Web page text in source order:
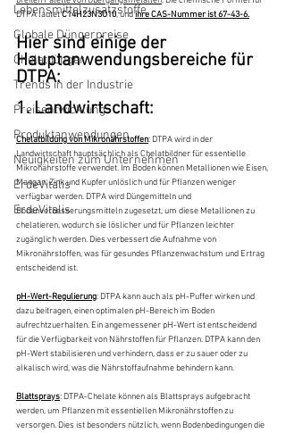
Lebensmittelzusatzstoffe
Globale Düngerpreise
Chelatdünger
Trends in der Industrie
Preisentwicklung
Produktanwendungen
Neuigkeiten zum Unternehmen
ErdeVitalis
ErdeVitalis
DTPA lautet C14H23N3O10, und ihre CAS-Nummer ist 67-43-6.
Hier sind einige der
Hauptanwendungsbereiche für
DTPA:
1. Landwirtschaft:
Chelatbildung von Mikronährstoffen: DTPA wird in der
Landwirtschaft hauptsächlich als Chelatbildner für essentielle
Mikronährstoffe verwendet. Im Boden können Metallionen wie Eisen,
Mangan, Zink und Kupfer unlöslich und für Pflanzen weniger
verfügbar werden. DTPA wird Düngemitteln und
Bodenverbesserungsmitteln zugesetzt, um diese Metallionen zu
chelatieren, wodurch sie löslicher und für Pflanzen leichter
zugänglich werden. Dies verbessert die Aufnahme von
Mikronährstoffen, was für gesundes Pflanzenwachstum und Ertrag
entscheidend ist.
pH-Wert-Regulierung: DTPA kann auch als pH-Puffer wirken und
dazu beitragen, einen optimalen pH-Bereich im Boden
aufrechtzuerhalten. Ein angemessener pH-Wert ist entscheidend
für die Verfügbarkeit von Nährstoffen für Pflanzen. DTPA kann den
pH-Wert stabilisieren und verhindern, dass er zu sauer oder zu
alkalisch wird, was die Nährstoffaufnahme behindern kann.
Blattsprays: DTPA-Chelate können als Blattsprays aufgebracht
werden, um Pflanzen mit essentiellen Mikronährstoffen zu
versorgen. Dies ist besonders nützlich, wenn Bodenbedingungen die